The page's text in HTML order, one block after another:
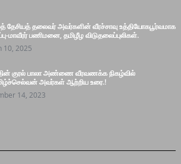
தேசியத் தலைவர் அவர்களின் வீரச்சாவு உத்தியோகபூர்வமாக
மாவீரர் பணிமனை, தமிழீழ விடுதலைப்புலிகள்.
10, 2025
குரல் பாலா அண்ணை வீரவணக்க நிகழ்வில்
அவர்கள் ஆற்றிய உரை.!
14, 2023